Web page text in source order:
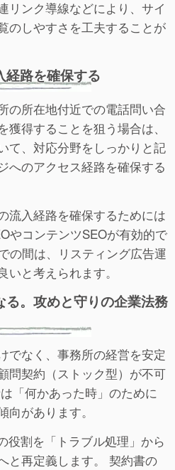
リンク導線などにより、サイ
のしやすさを工夫することが
経路を確保する
の所在地付近での電話問い合
得することを狙う場合は、
て、対応分野をしっかりと記
へのアクセス経路を確保する
流入経路を確保するためには
やコンテンツSEOが有効的で
の間は、リスティング広告運
と考えられます。
。攻めと守りの企業法務
でなく、事務所の経営を安定
問契約（ストック型）が不可
「何かあった時」のために
があります。
役割を「トラブル処理」から
と再定義します。 契約書の